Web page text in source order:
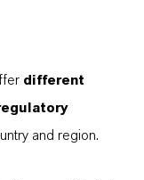
Advance
different
and region.